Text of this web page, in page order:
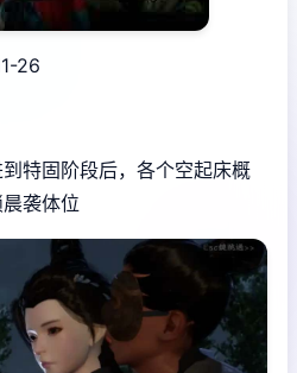
26
特固阶段后，各个空起床概
袭体位